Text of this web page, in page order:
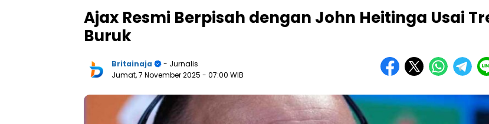
Ajax Resmi Berpisah dengan John Heitinga Usai
Buruk
Britainaja
- Jurnalis
Jumat, 7 November 2025 - 07:00 WIB